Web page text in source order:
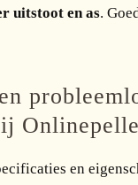
uitstoot en as.
en